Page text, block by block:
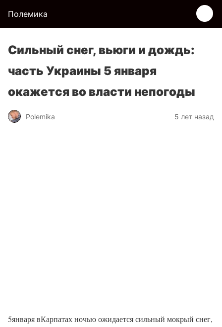
Полемика
Сильный снег, вьюги и дождь:
часть Украины 5 января
окажется во власти непогоды
Polemika 5 лет назад
5января вКарпатах ночью ожидается сильный мокрый снег,